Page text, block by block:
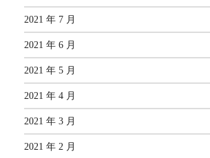
2021 年 7 月
2021 年 6 月
2021 年 5 月
2021 年 4 月
2021 年 3 月
2021 年 2 月